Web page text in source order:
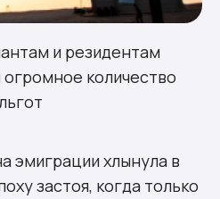
и резидентам
количество
эмиграции хлынула в
застоя, когда только